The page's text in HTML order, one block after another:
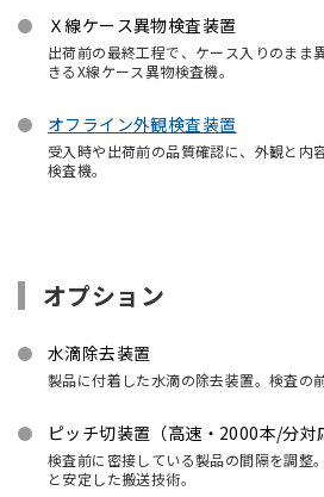
Ｘ線ケース異物検査装置
出荷前の最終工程で、ケース入りのまま
きるX線ケース異物検査機。
オフライン外観検査装置
受入時や出荷前の品質確認に、外観と内
検査機。
オプション
水滴除去装置
製品に付着した水滴の除去装置。検査の
ピッチ切装置（高速・2000本/分対
検査前に密接している製品の間隔を調整
と安定した搬送技術。